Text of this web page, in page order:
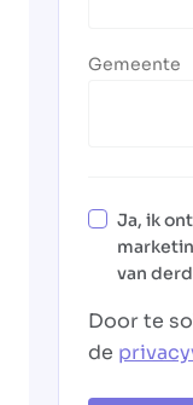
Gemeente
Ja, ik
van
Door te
de